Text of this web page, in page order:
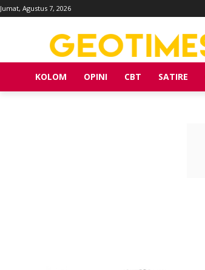
Jumat, Agustus 7, 2026
KOLOM OPINI CBT SATIRE